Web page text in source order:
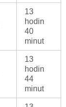
13
hodin
40
minut
13
hodin
44
minut